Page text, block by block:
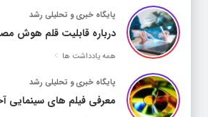
پایگاه خبری و تحلیلی رشد
درباره قابلیت قلم هوش
همه یادداشت ها
پایگاه خبری و تحلیلی رشد
معرفی فیلم های سینمایی